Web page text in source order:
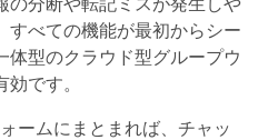
すべての機能が最初からシー
体型のクラウド型グループウ
です。
ームにまとまれば、チャッ